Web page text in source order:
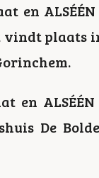
en ALSÉÉN
plaats
en ALSÉÉN
De